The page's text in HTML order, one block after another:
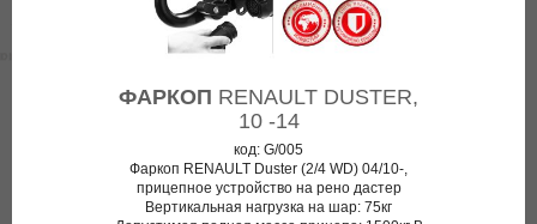
ФАРКОП RENAULT DUSTER,
10 -14
код: G/005
Фаркоп RENAULT Duster (2/4 WD) 04/10-,
прицепное устройство на рено дастер
Вертикальная нагрузка на шар: 75кг